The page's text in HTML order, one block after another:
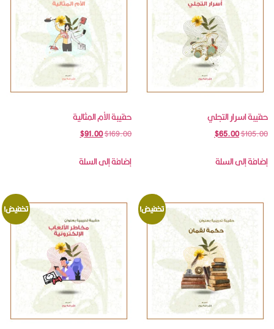
حقيبة اسرار التجلي
$105.00
$65.00
إضافة إلى السلة
حقيبة الأم المثالية
$169.00
$91.00
إضافة إلى السلة
تخفيض! تخفيض!